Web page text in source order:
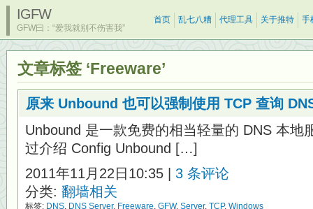
IGFW
GFW曰：“爱我就别不伤害我”
首页 乱七八糟 代理工具 关于推特 手
文章标签 ‘Freeware’
原来 Unbound 也可以强制使用 TCP 查询
Unbound 是一款免费的相当轻量的 DNS 本地
过介绍 Config Unbound […]
2011年11月22日10:35 | 3 条评论
分类: 翻墙相关
标签: DNS, DNS Server, Freeware, GFW, Server, TCP, Windows